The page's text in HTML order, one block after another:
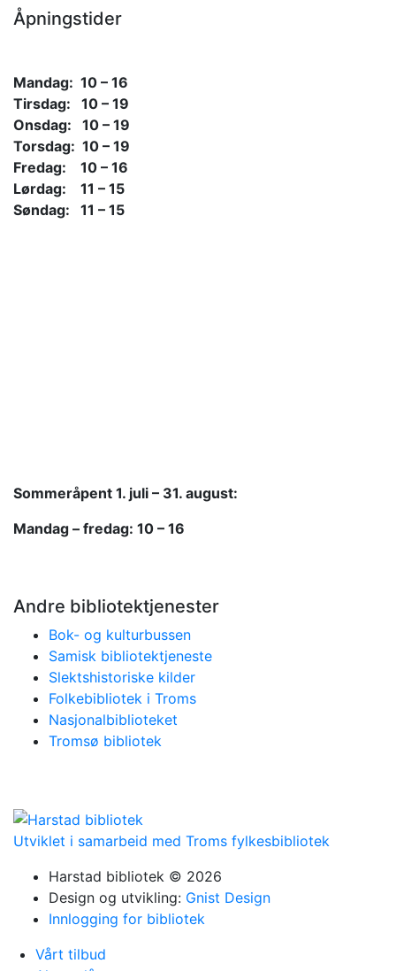
Åpningstider
Mandag: 10 – 16
Tirsdag: 10 – 19
Onsdag: 10 – 19
Torsdag: 10 – 19
Fredag: 10 – 16
Lørdag: 11 – 15
Søndag: 11 – 15
Sommeråpent 1. juli – 31. august:
Mandag – fredag: 10 – 16
Andre bibliotektjenester
Bok- og kulturbussen
Samisk bibliotektjeneste
Slektshistoriske kilder
Folkebibliotek i Troms
Nasjonalbiblioteket
Tromsø bibliotek
Utviklet i samarbeid med Troms fylkesbibliotek
Harstad bibliotek © 2026
Design og utvikling: Gnist Design
Innlogging for bibliotek
Vårt tilbud